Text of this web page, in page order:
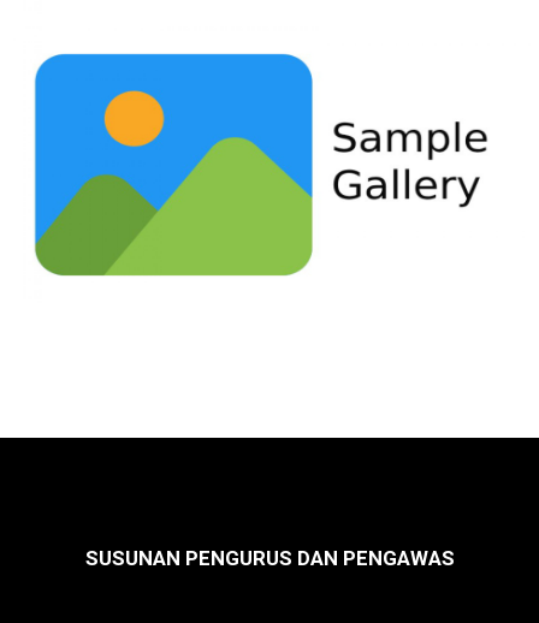
SUSUNAN PENGURUS DAN PENGAWAS